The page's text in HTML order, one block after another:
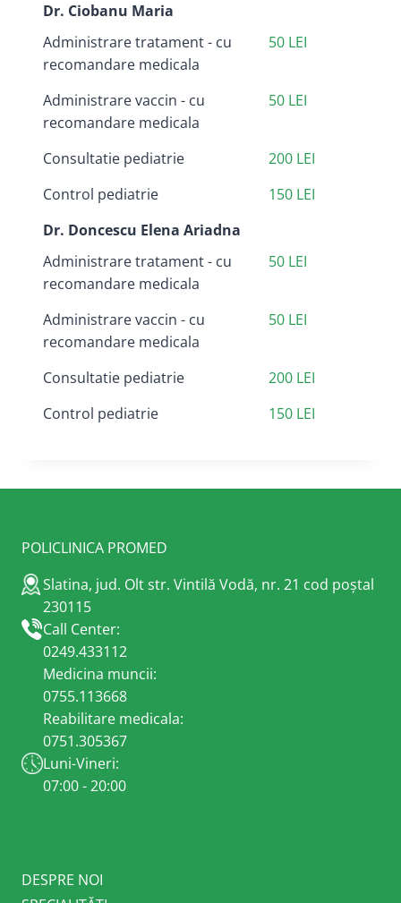
Dr. Ciobanu Maria
Administrare tratament - cu
recomandare medicala
50 LEI
Administrare vaccin - cu
recomandare medicala
50 LEI
Consultatie pediatrie
200 LEI
Control pediatrie
150 LEI
Dr. Doncescu Elena Ariadna
Administrare tratament - cu
recomandare medicala
50 LEI
Administrare vaccin - cu
recomandare medicala
50 LEI
Consultatie pediatrie
200 LEI
Control pediatrie
150 LEI
POLICLINICA PROMED
Slatina, jud. Olt str. Vintilă Vodă, nr. 21 cod poștal
230115
Call Center:
0249.433112
Medicina muncii:
0755.113668
Reabilitare medicala:
0751.305367
Luni-Vineri:
07:00 - 20:00
DESPRE NOI